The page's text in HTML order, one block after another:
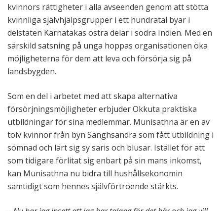
kvinnors rättigheter i alla avseenden genom att stötta
kvinnliga självhjälpsgrupper i ett hundratal byar i
delstaten Karnatakas östra delar i södra Indien. Med en
särskild satsning på unga hoppas organisationen öka
möjligheterna för dem att leva och försörja sig på
landsbygden.
Som en del i arbetet med att skapa alternativa
försörjningsmöjligheter erbjuder Okkuta praktiska
utbildningar för sina medlemmar. Munisathna är en av
tolv kvinnor från byn Sanghsandra som fått utbildning i
sömnad och lärt sig sy saris och blusar. Istället för att
som tidigare förlitat sig enbart på sin mans inkomst,
kan Munisathna nu bidra till hushållsekonomin
samtidigt som hennes självförtroende stärkts.